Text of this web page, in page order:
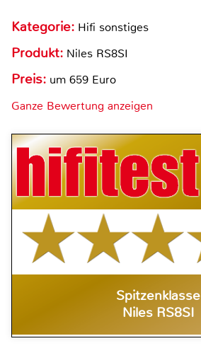
Kategorie: Hifi sonstiges
Produkt: Niles RS8SI
Preis: um 659 Euro
Ganze Bewertung anzeigen
Spitzenklasse
Niles RS8SI